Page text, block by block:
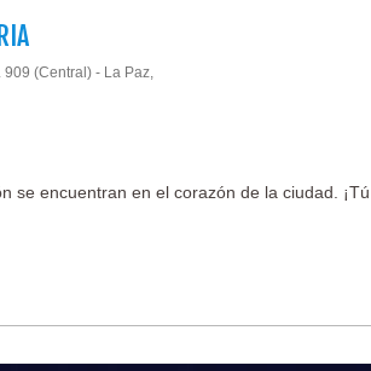
909 (Central) - La Paz,
se encuentran en el corazón de la ciudad. ¡Tú